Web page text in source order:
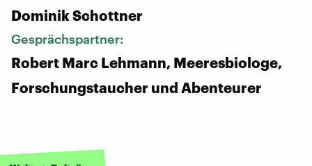
Dominik Schottner
Gesprächspartner:
Robert Marc Lehmann, Meeresbiologe,
Forschungstaucher und Abenteurer